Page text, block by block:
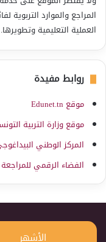
المراجع والموارد
العملية التعليمية وتطويرها.
روابط مفيدة
موقع Edunet.tn
موقع وزارة التربية
المركز الوطني
الفضاء الرقمي للمراجعة
الأشهر